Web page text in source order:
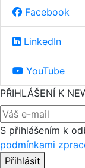
Facebook
LinkedIn
YouTube
PŘIHLÁŠENÍ K
S přihlášením k
podmínkami
Přihlásit